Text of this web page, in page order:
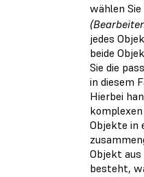
wählen Sie
jedes
beide
Sie die
in diesem
Hierbei
Objekte in
Objekt
besteht,